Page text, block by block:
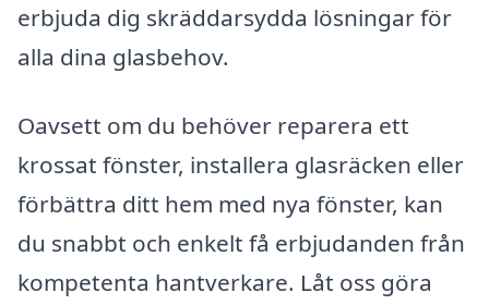
erbjuda dig skräddarsydda lösningar för
alla dina glasbehov.
Oavsett om du behöver reparera ett
krossat fönster, installera glasräcken eller
förbättra ditt hem med nya fönster, kan
du snabbt och enkelt få erbjudanden från
kompetenta hantverkare. Låt oss göra